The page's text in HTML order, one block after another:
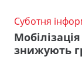
Суботня
знижують